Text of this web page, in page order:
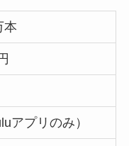
本
アプリのみ）